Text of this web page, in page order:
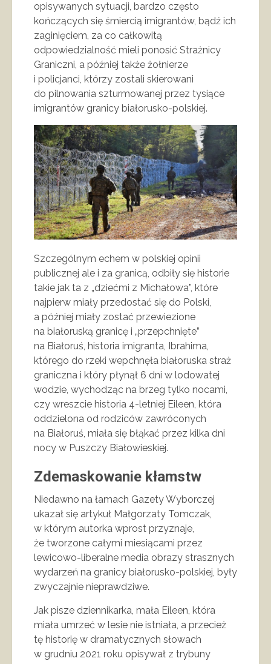
opisywanych sytuacji, bardzo często
kończących się śmiercią imigrantów, bądź ich
zaginięciem, za co całkowitą
odpowiedzialność mieli ponosić Strażnicy
Graniczni, a później także żołnierze
i policjanci, którzy zostali skierowani
do pilnowania szturmowanej przez tysiące
imigrantów granicy białorusko-polskiej.
Szczególnym echem w polskiej opinii
publicznej ale i za granicą, odbiły się historie
takie jak ta z „dziećmi z Michałowa”, które
najpierw miały przedostać się do Polski,
a później miały zostać przewiezione
na białoruską granicę i „przepchnięte”
na Białoruś, historia imigranta, Ibrahima,
którego do rzeki wepchnęła białoruska straż
graniczna i który płynął 6 dni w lodowatej
wodzie, wychodząc na brzeg tylko nocami,
czy wreszcie historia 4-letniej Eileen, która
oddzielona od rodziców zawróconych
na Białoruś, miała się błąkać przez kilka dni
nocy w Puszczy Białowieskiej.
Zdemaskowanie kłamstw
Niedawno na łamach Gazety Wyborczej
ukazał się artykuł Małgorzaty Tomczak,
w którym autorka wprost przyznaje,
że tworzone całymi miesiącami przez
lewicowo-liberalne media obrazy strasznych
wydarzeń na granicy białorusko-polskiej, były
zwyczajnie nieprawdziwe.
Jak pisze dziennikarka, mała Eileen, która
miała umrzeć w lesie nie istniała, a przecież
tę historię w dramatycznych słowach
w grudniu 2021 roku opisywał z trybuny